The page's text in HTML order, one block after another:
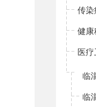
健康
医
临